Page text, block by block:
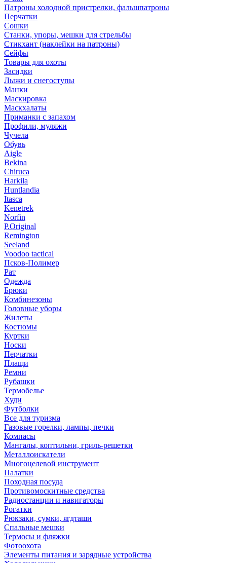
Патроны холодной пристрелки, фальшпатроны
Перчатки
Сошки
Станки, упоры, мешки для стрельбы
Стикхант (наклейки на патроны)
Сейфы
Товары для охоты
Засидки
Лыжи и снегоступы
Манки
Маскировка
Маскхалаты
Приманки с запахом
Профили, муляжи
Чучела
Обувь
Aigle
Bekina
Chiruсa
Harkila
Huntlandia
Itasca
Kenetrek
Norfin
P.Original
Remington
Seeland
Voodoo tactical
Псков-Полимер
Рат
Одежда
Брюки
Комбинезоны
Головные уборы
Жилеты
Костюмы
Куртки
Носки
Перчатки
Плащи
Ремни
Рубашки
Термобелье
Худи
Футболки
Все для туризма
Газовые горелки, лампы, печки
Компасы
Мангалы, коптильни, гриль-решетки
Металлоискатели
Многоцелевой инструмент
Палатки
Походная посуда
Противомоскитные средства
Радиостанции и навигаторы
Рогатки
Рюкзаки, сумки, ягдташи
Спальные мешки
Термосы и фляжки
Фотоохота
Элементы питания и зарядные устройства